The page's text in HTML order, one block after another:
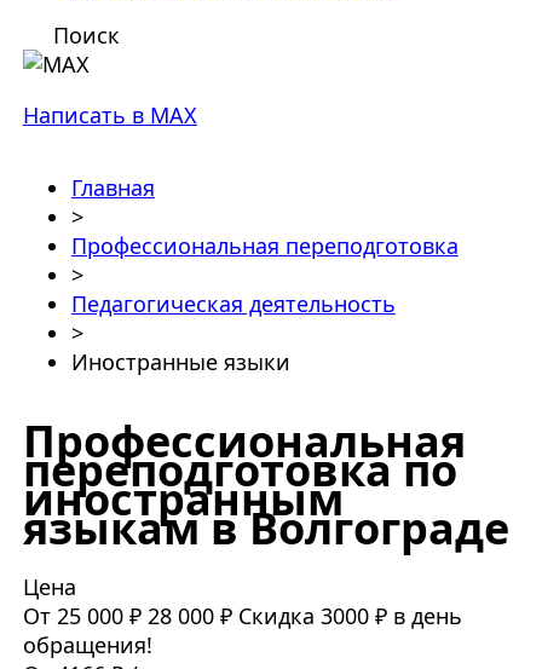
Поиск
Написать в MAX
Главная
>
Профессиональная переподготовка
>
Педагогическая деятельность
>
Иностранные языки
Профессиональная
переподготовка по
иностранным
языкам в Волгограде
Цена
От 25 000 ₽ 28 000 ₽ Скидка 3000 ₽ в день
обращения!